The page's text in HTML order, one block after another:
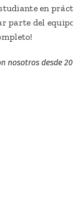
en prácticas.
del equipo a
desde 2014